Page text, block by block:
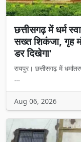
छत्तीसगढ़ में धर्म
सख्त शिकंजा, गृह
डर दिखेगा'
रायपुर। छत्तीसगढ़ में
...
Aug 06, 2026